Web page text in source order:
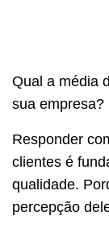
Qual a média
sua empresa?
Responder
clientes é
qualidade.
percepção